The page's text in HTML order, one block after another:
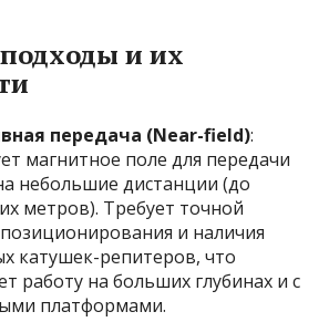
и их
передача (Near-field):
магнитное поле для передачи
небольшие дистанции (до
метров). Требует точной
и наличия
катушек-репитеров, что
работу на больших глубинах и с
платформами.